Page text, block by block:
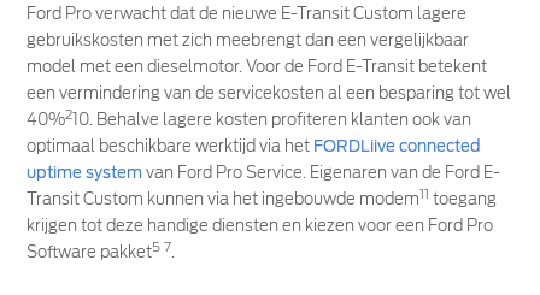
Ford Pro verwacht dat de nieuwe E-Transit Custom lagere
gebruikskosten met zich meebrengt dan een vergelijkbaar
model met een dieselmotor. Voor de Ford E-Transit betekent
een vermindering van de servicekosten al een besparing tot wel
40%2 10. Behalve lagere kosten profiteren klanten ook van
optimaal beschikbare werktijd via het FORDLiive connected
uptime system van Ford Pro Service. Eigenaren van de Ford E-
Transit Custom kunnen via het ingebouwde modem11 toegang
krijgen tot deze handige diensten en kiezen voor een Ford Pro
Software pakket5 7.